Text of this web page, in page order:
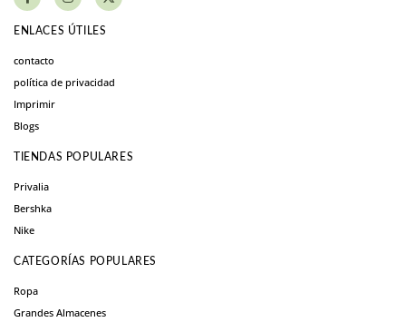
ENLACES ÚTILES
contacto
política de privacidad
Imprimir
Blogs
TIENDAS POPULARES
Privalia
Bershka
Nike
CATEGORÍAS POPULARES
Ropa
Grandes Almacenes